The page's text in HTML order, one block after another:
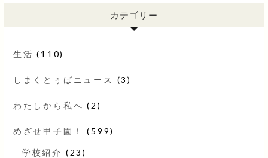
カテゴリー
生活 (110)
しまくとぅばニュース (3)
わたしから私へ (2)
めざせ甲子園！ (599)
学校紹介 (23)